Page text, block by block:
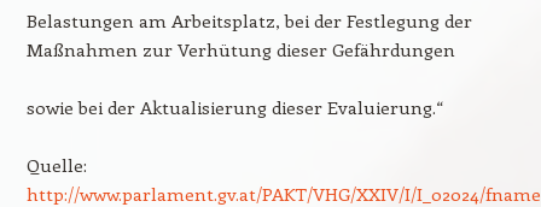
Belastungen am Arbeitsplatz, bei der Festlegung der
Maßnahmen zur Verhütung dieser Gefährdungen
sowie bei der Aktualisierung dieser Evaluierung.“
Quelle:
http://www.parlament.gv.at/PAKT/VHG/XXIV/I/I_02024/